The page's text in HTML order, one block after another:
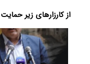
از کارزارهای زیر